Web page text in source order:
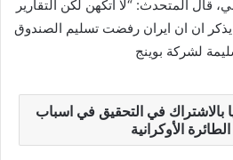
قال المتحدث: “لا أتكهن لكن التقارير
يذكر ان ان ايران رفضت تسليم الصندوق
لشركة بوينج
بالاشتراك في التحقيق في اسباب
الأوكرانية